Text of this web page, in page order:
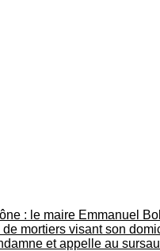
: le maire Emmanuel
de mortiers visant son
et appelle au